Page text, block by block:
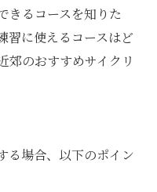
きるコースを知りた
習に使えるコースはど
郊のおすすめサイクリ
る場合、以下のポイン